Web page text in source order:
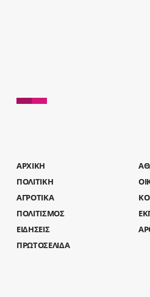
AΡΧΙΚΗ
ΠΟΛΙΤΙΚΗ
ΑΓΡΟΤΙΚΑ
ΠΟΛΙΤΙΣΜΟΣ
ΕΙΔΗΣΕΙΣ
ΠΡΩΤΟΣΕΛΙΔΑ